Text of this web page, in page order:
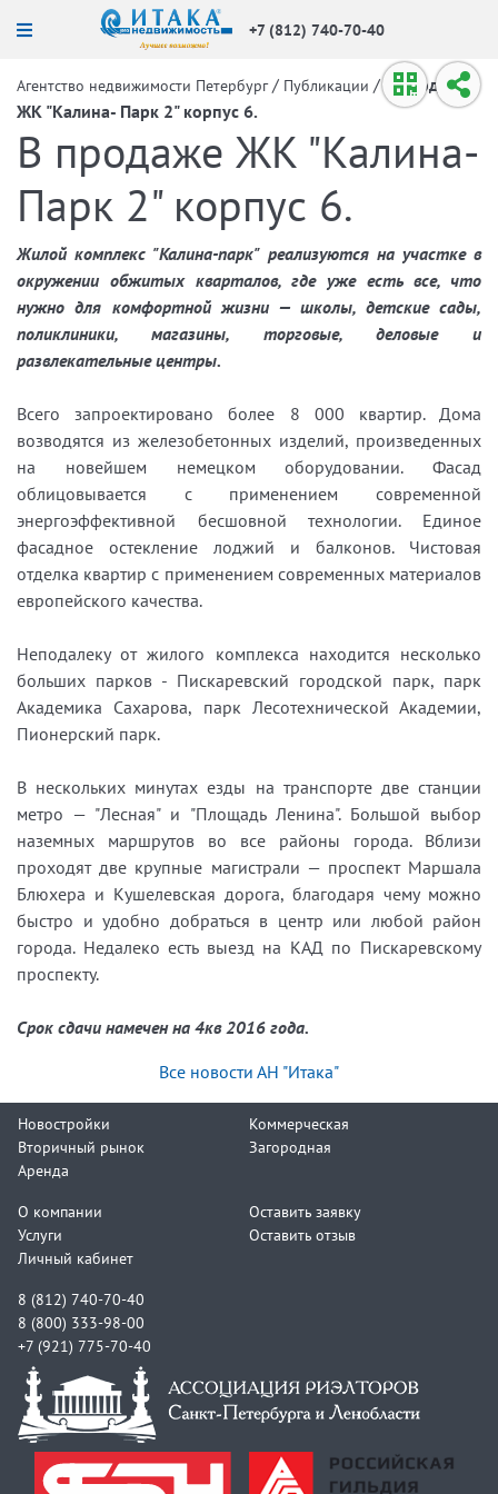
+7 (812) 740-70-40
Агентство недвижимости Петербург / Публикации / В продаже
ЖК "Калина- Парк 2" корпус 6.
В продаже ЖК "Калина-
Парк 2" корпус 6.
Жилой комплекс "Калина-парк" реализуются на участке в
окружении обжитых кварталов, где уже есть все, что
нужно для комфортной жизни — школы, детские сады,
поликлиники, магазины, торговые, деловые и
развлекательные центры.
Всего запроектировано более 8 000 квартир. Дома
возводятся из железобетонных изделий, произведенных
на новейшем немецком оборудовании. Фасад
облицовывается с применением современной
энергоэффективной бесшовной технологии. Единое
фасадное остекление лоджий и балконов. Чистовая
отделка квартир с применением современных материалов
европейского качества.
Неподалеку от жилого комплекса находится несколько
больших парков - Пискаревский городской парк, парк
Академика Сахарова, парк Лесотехнической Академии,
Пионерский парк.
В нескольких минутах езды на транспорте две станции
метро — "Лесная" и "Площадь Ленина". Большой выбор
наземных маршрутов во все районы города. Вблизи
проходят две крупные магистрали — проспект Маршала
Блюхера и Кушелевская дорога, благодаря чему можно
быстро и удобно добраться в центр или любой район
города. Недалеко есть выезд на КАД по Пискаревскому
проспекту.
Срок сдачи намечен на 4кв 2016 года.
Все новости АН "Итака"
Новостройки
Вторичный рынок
Аренда
Коммерческая
Загородная
О компании
Услуги
Личный кабинет
Оставить заявку
Оставить отзыв
8 (812) 740-70-40
8 (800) 333-98-00
+7 (921) 775-70-40